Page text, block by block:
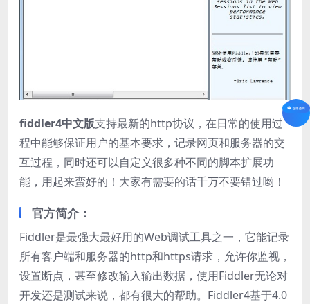
fiddler4中文版支持最新的http协议，在日常的使用过
程中能够保证用户的基本要求，记录网页和服务器的交
互过程，同时还可以自定义很多种不同的脚本扩展功
能，用起来蛮好的！大家有需要的话千万不要错过哟！
官方简介：
Fiddler是最强大最好用的Web调试工具之一，它能记录
所有客户端和服务器的http和https请求，允许你监视，
设置断点，甚至修改输入输出数据，使用Fiddler无论对
开发还是测试来说，都有很大的帮助。Fiddler4基于4.0